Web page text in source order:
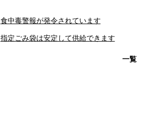
食中毒警報が発令されています
指定ごみ袋は安定して供給できます
一覧